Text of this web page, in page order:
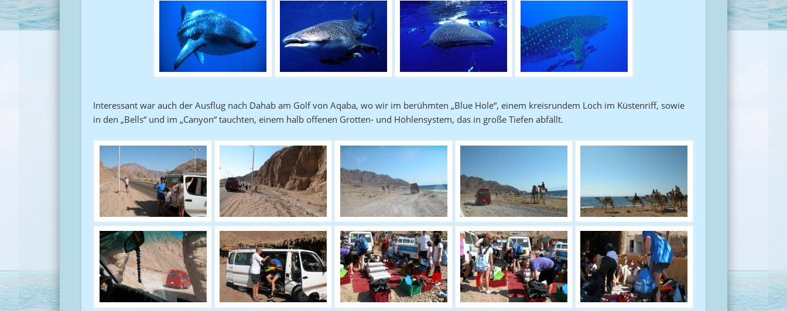
Interessant war auch der Ausflug nach Dahab am Golf von Aqaba, wo wir im berühmten „Blue Hole“, einem kreisrundem Loch im Küstenriff, sowie
in den „Bells“ und im „Canyon“ tauchten, einem halb offenen Grotten- und Höhlensystem, das in große Tiefen abfällt.